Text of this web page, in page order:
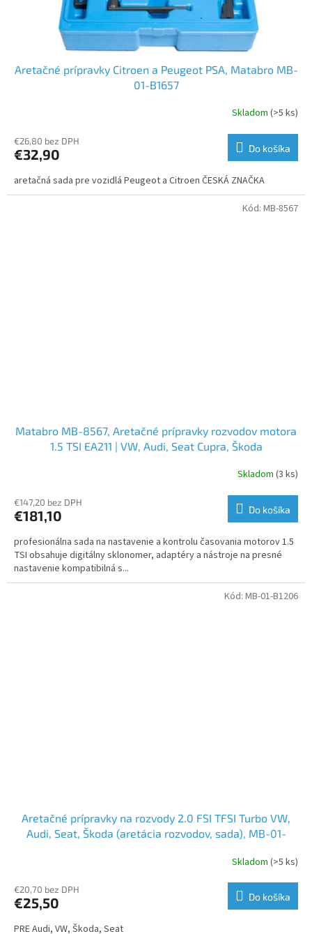
Aretačné prípravky Citroen a Peugeot PSA, Matabro MB-
01-B1657
Skladom (>5 ks)
€26,80 bez DPH
€32,90 Do košíka
aretačná sada pre vozidlá Peugeot a Citroen ČESKÁ ZNAČKA
Matabro MB-8567, Aretačné prípravky rozvodov motora
1.5 TSI EA211 | VW, Audi, Seat Cupra, Škoda
Skladom (3 ks)
€147,20 bez DPH
€181,10 Do košíka
profesionálna sada na nastavenie a kontrolu časovania motorov 1.5
TSI obsahuje digitálny sklonomer, adaptéry a nástroje na presné
nastavenie kompatibilná s...
Kód: MB-8567
Aretačné prípravky na rozvody 2.0 FSI TFSI Turbo VW,
Audi, Seat, Škoda (aretácia rozvodov, sada), MB-01-
Skladom (>5 ks)
€20,70 bez DPH
€25,50 Do košíka
PRE Audi, VW, Škoda, Seat
Kód: MB-01-B1206